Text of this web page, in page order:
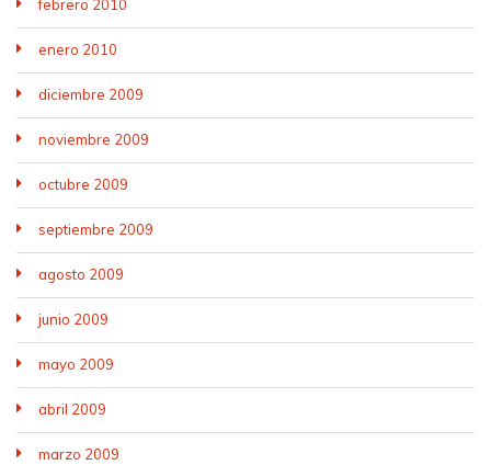
febrero 2010
enero 2010
diciembre 2009
noviembre 2009
octubre 2009
septiembre 2009
agosto 2009
junio 2009
mayo 2009
abril 2009
marzo 2009